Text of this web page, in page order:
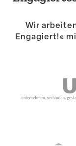
Wir
Engagiert!«